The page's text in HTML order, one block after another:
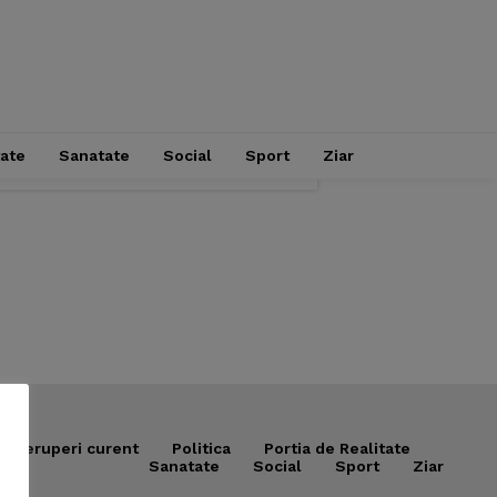
Sanatate Social Sport Ziar
Intreruperi curent Politica
Portia de Realitate
Sanatate
Social Sport Ziar